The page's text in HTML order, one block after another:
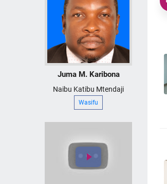
Juma M. Karibona
Katibu Mtendaji
Patience Ntwina
Katibu Mtendaji